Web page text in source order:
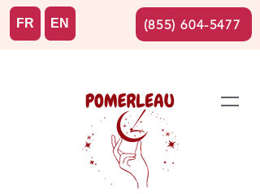
FR EN (855) 604-5477